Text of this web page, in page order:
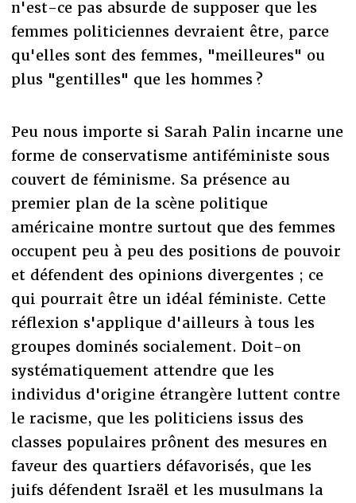
n'est-ce pas absurde de supposer que les
femmes politiciennes devraient être, parce
qu'elles sont des femmes, "meilleures" ou
plus "gentilles" que les hommes ?
Peu nous importe si Sarah Palin incarne une
forme de conservatisme antiféministe sous
couvert de féminisme. Sa présence au
premier plan de la scène politique
américaine montre surtout que des femmes
occupent peu à peu des positions de pouvoir
et défendent des opinions divergentes ; ce
qui pourrait être un idéal féministe. Cette
réflexion s'applique d'ailleurs à tous les
groupes dominés socialement. Doit-on
systématiquement attendre que les
individus d'origine étrangère luttent contre
le racisme, que les politiciens issus des
classes populaires prônent des mesures en
faveur des quartiers défavorisés, que les
juifs défendent Israël et les musulmans la